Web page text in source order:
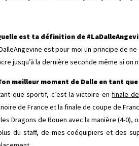
est ta définition de
est pour moi un principe de
jusqu’à la dernière seconde même si on
meilleur moment de Dalle en tant
que sportif, c’est la victoire enfinale
de France et la finale de coupe de
Dragons de Rouen avec la manière (4-0),
du staff, de mes coéquipiers et des